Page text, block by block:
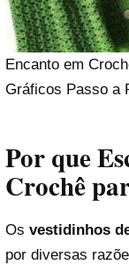
Encanto em
Gráficos Passo a
Por que
Crochê
Os vestidinhos
por diversas